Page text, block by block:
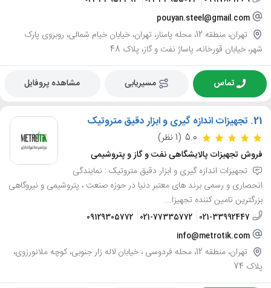
pouyan.steel@gmail.com
تهران، منطقه 12، محله پامنار، تهران، خیابان خیام شمالی، روبروی پارک
شهر، خیابان قورخانه، پاساژ نفت و گاز، پلاک 48
تماس مسیریابی مشاهده پروفایل
21. تجهیزات اندازه گیری و ابزار دقیق متروتیک
5.0 (1 نظر)
فروش تجهیزات پالایشگاهی نفت و گاز و پتروشیمی
تجهیزات اندازه گیری و ابزار دقیق متروتیک : نمایندگی
انحصاری و رسمی برند های معتبر دنیا در حوزه صنعت ، پتروشیمی و نیروگاهی
بزرگترین تامین کننده تجهیزا...
021-33992447
021-77335772
09129305772
info@metrotik.com
تهران، منطقه 12، محله فردوسی ، خیابان لاله زار جنوبی، کوچه ملانورزوی،
پلاک 74